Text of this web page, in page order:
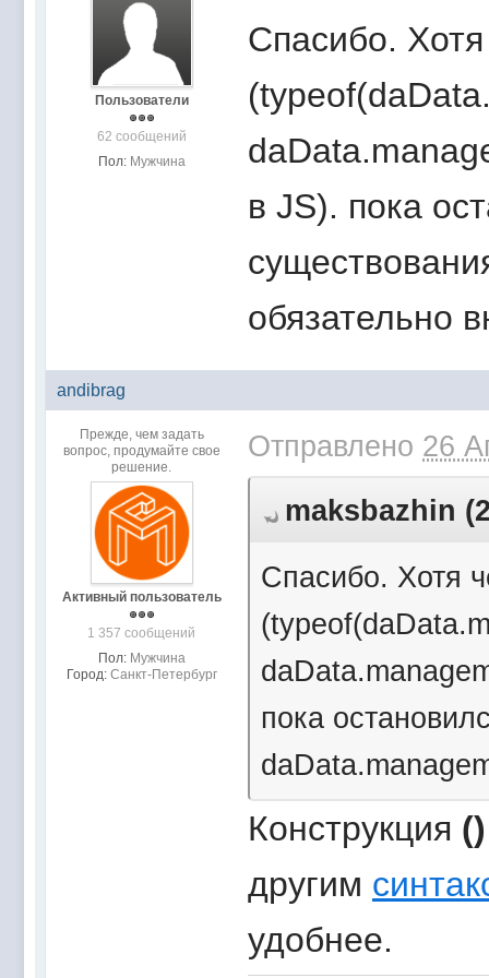
Пользователи
62 сообщений
Пол: Мужчина
Спасибо. Хотя
в JS). пока
обязательно
andibrag
Прежде, чем задать
вопрос, продумайте свое
решение.
Активный пользователь
1 357 сообщений
Пол: Мужчина
Город: Санкт-Петербург
Отправлено 26
maksbazhin
Спасибо. Хотя
пока
Конструкция
другим
удобнее.